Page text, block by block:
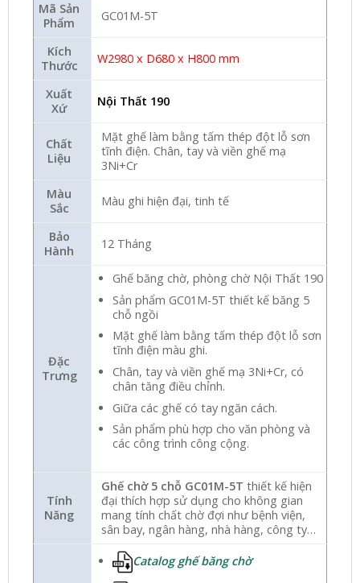
Mã Sản
Phẩm
GC01M-5T
Kích
Thước
W2980 x D680 x H800 mm
Xuất
Xứ
Nội Thất 190
Chất
Liệu
Mặt ghế làm bằng tấm thép đột lỗ sơn
tĩnh điện. Chân, tay và viền ghế mạ
3Ni+Cr
Màu
Sắc
Màu ghi hiện đại, tinh tế
Bảo
Hành
12 Tháng
Đặc
Trưng
Ghế băng chờ, phòng chờ Nội Thất 190
Sản phẩm GC01M-5T thiết kế băng 5
chỗ ngồi
Mặt ghế làm bằng tấm thép đột lỗ sơn
tĩnh điện màu ghi.
Chân, tay và viền ghế mạ 3Ni+Cr, có
chân tăng điều chỉnh.
Giữa các ghế có tay ngăn cách.
Sản phẩm phù hợp cho văn phòng và
các công trình công cộng.
Tính
Năng
Ghế chờ 5 chỗ GC01M-5T thiết kế hiện
đại thích hợp sử dụng cho không gian
mang tính chất chờ đợi như bệnh viện,
sân bay, ngân hàng, nhà hàng, công ty…
Catalog ghế băng chờ